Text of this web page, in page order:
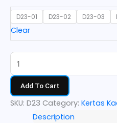
D23-01 D23-02 D23-03
Clear
Add To Cart
SKU: D23 Category: Kertas
Description